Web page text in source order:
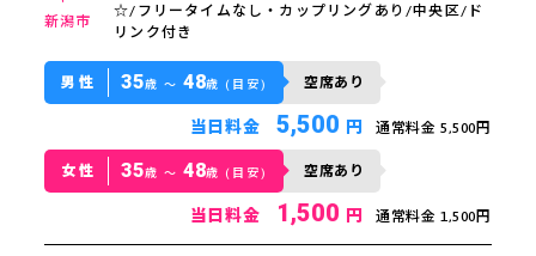
新潟市
☆/フリータイムなし・カップリングあり/中央区/ド
リンク付き
男性 35歳 〜 48歳 (目安) 空席あり
当日料金 5,500 円 通常料金 5,500円
女性 35歳 〜 48歳 (目安) 空席あり
当日料金 1,500 円 通常料金 1,500円